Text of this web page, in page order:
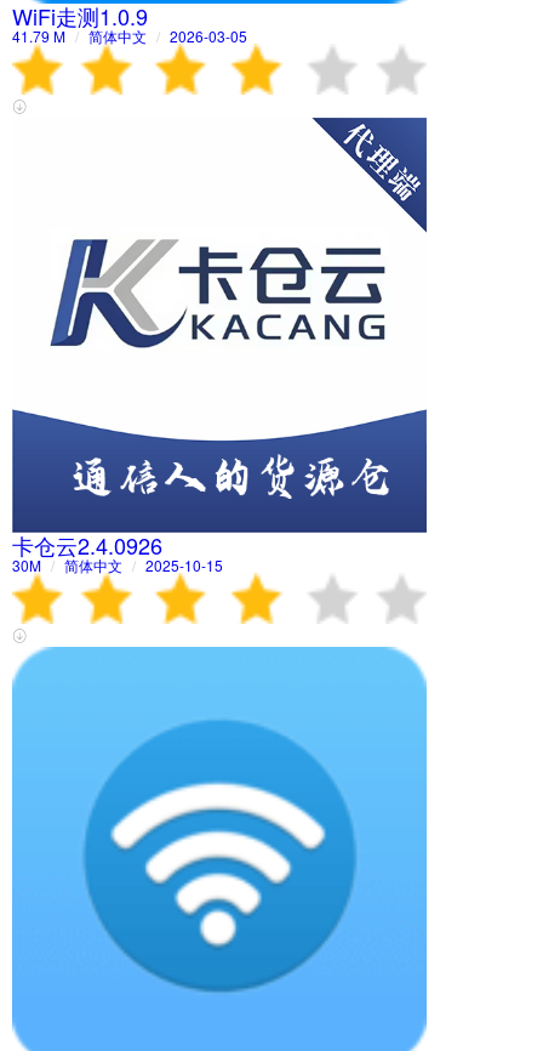
WiFi走测1.0.9
41.79 M / 简体中文 / 2026-03-05
卡仓云2.4.0926
30M / 简体中文 / 2025-10-15